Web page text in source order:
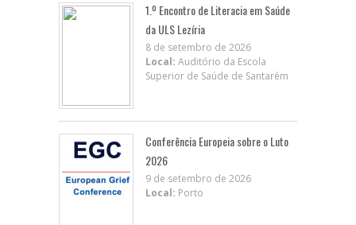
1.º Encontro de Literacia em Saúde
da ULS Lezíria
8 de setembro de 2026
Local: Auditório da Escola
Superior de Saúde de Santarém
Conferência Europeia sobre o Luto
2026
9 de setembro de 2026
Local: Porto